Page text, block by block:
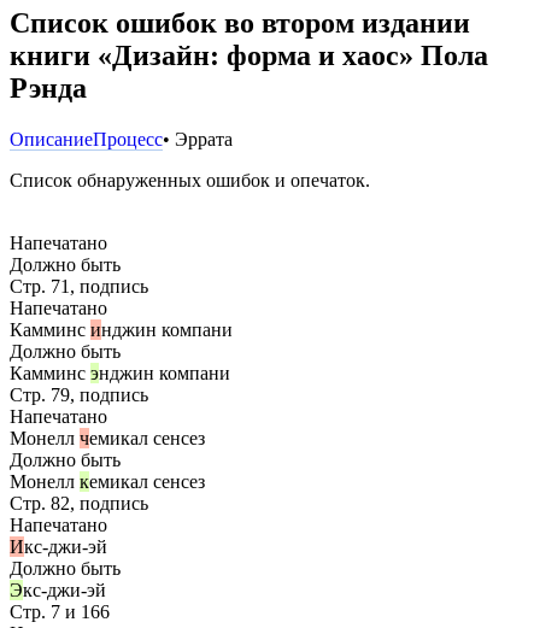
Список ошибок во втором издании
книги «Дизайн: форма и хаос» Пола
Рэнда
ОписаниеПроцесс• Эррата
Список обнаруженных ошибок и опечаток.
Напечатано
Должно быть
Стр. 71, подпись
Напечатано
Камминс инджин компани
Должно быть
Камминс энджин компани
Стр. 79, подпись
Напечатано
Монелл чемикал сенсез
Должно быть
Монелл кемикал сенсез
Стр. 82, подпись
Напечатано
Икс-джи-эй
Должно быть
Экс-джи-эй
Стр. 7 и 166